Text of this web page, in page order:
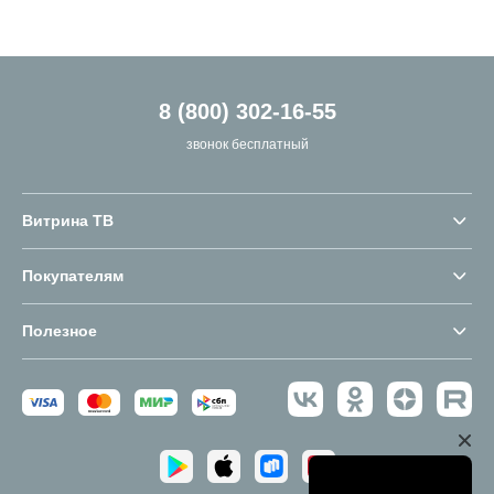
8 (800) 302-16-55
звонок бесплатный
Витрина ТВ
Покупателям
Полезное